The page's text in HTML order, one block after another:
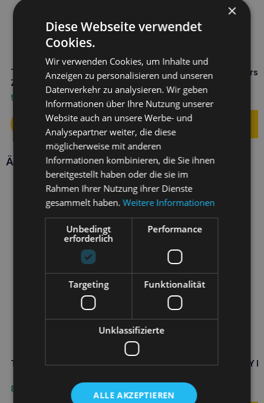
TOTOBI Natürlicher Anti-
Zecken-Spray 300ml
9,50
TOTOBI Pflegende
Ähnliche Produkte
TOTOBI Naturparfüm MY GIRL
8,90
TOTOBI Naturparfüm MY
×
Diese Webseite verwendet
Cookies.
Wir verwenden Cookies, um Inhalte und
Anzeigen zu personalisieren und unseren
Datenverkehr zu analysieren. Wir geben
Informationen über Ihre Nutzung unserer
Website auch an unsere Werbe- und
Analysepartner weiter, die diese
möglicherweise mit anderen
Informationen kombinieren, die Sie ihnen
bereitgestellt haben oder die sie im
Rahmen Ihrer Nutzung ihrer Dienste
gesammelt haben.Weitere Informationen
Unbedingt
erforderlich
Performance
Targeting Funktionalität
Unklassifizierte
ALLE AKZEPTIEREN